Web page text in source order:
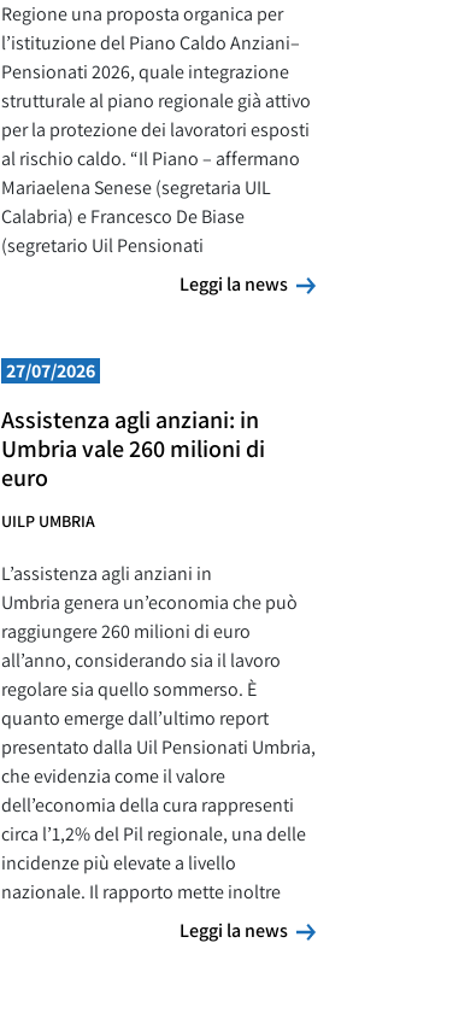
Regione una proposta organica per
l’istituzione del Piano Caldo Anziani–
Pensionati 2026, quale integrazione
strutturale al piano regionale già attivo
per la protezione dei lavoratori esposti
al rischio caldo. “Il Piano – affermano
Mariaelena Senese (segretaria UIL
Calabria) e Francesco De Biase
(segretario Uil Pensionati
Leggi la news
Leggi la news
27/07/2026
Assistenza agli anziani: in
Umbria vale 260 milioni di
euro
UILP UMBRIA
L’assistenza agli anziani in
Umbria genera un’economia che può
raggiungere 260 milioni di euro
all’anno, considerando sia il lavoro
regolare sia quello sommerso. È
quanto emerge dall’ultimo report
presentato dalla Uil Pensionati Umbria,
che evidenzia come il valore
dell’economia della cura rappresenti
circa l’1,2% del Pil regionale, una delle
incidenze più elevate a livello
nazionale. Il rapporto mette inoltre
Leggi la news
Leggi la news